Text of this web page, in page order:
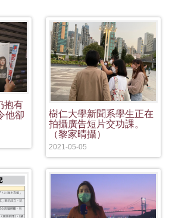
抱有
他卻
樹仁大學新聞系學生正在
拍攝廣告短片交功課。
（黎家晴攝）
2021-05-05